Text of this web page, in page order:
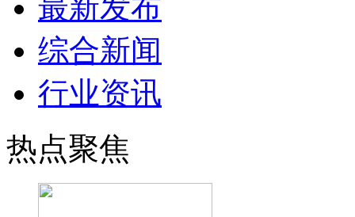
最新发布
综合新闻
行业资讯
热点聚焦